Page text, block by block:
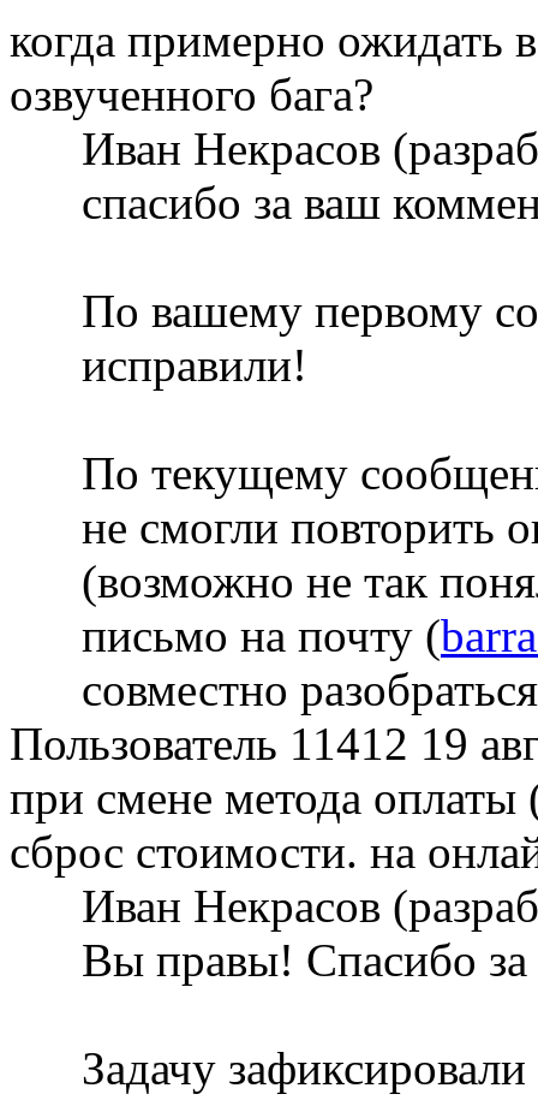
когда примерно ожидать
озвученного бага?
Иван Некрасов
спасибо за ваш
По вашему первому
исправили!
По текущему
не смогли повторить
(возможно не так
письмо на почту (
совместно
Пользователь 11412 19
при смене метода оплаты
сброс стоимости. на
Иван Некрасов
Вы правы! Спасибо за
Задачу